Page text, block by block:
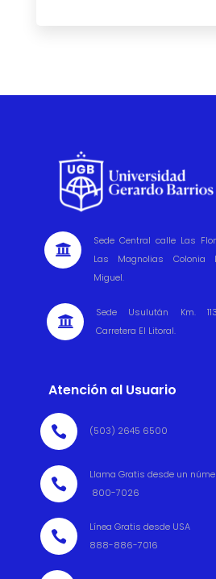

Sede Central calle Las
Las Magnolias Colonia
Miguel.

Sede Usulután Km. 113
Carretera El Litoral.
Atención al Usuario
 (503) 2645 6500

Llama Gratis desde un
800-7026

Línea Gratis desde USA
888-886-7016